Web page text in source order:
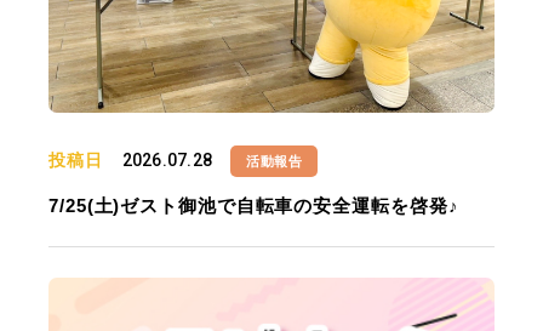
投稿日 2026.07.28 活動報告
7/25(土)ゼスト御池で自転車の安全運転を啓発♪